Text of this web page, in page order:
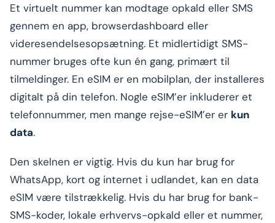
Et virtuelt nummer kan modtage opkald eller SMS
gennem en app, browserdashboard eller
videresendelsesopsætning. Et midlertidigt SMS-
nummer bruges ofte kun én gang, primært til
tilmeldinger. En eSIM er en mobilplan, der installeres
digitalt på din telefon. Nogle eSIM’er inkluderer et
telefonnummer, men mange rejse-eSIM’er er kun
data.
Den skelnen er vigtig. Hvis du kun har brug for
WhatsApp, kort og internet i udlandet, kan en data
eSIM være tilstrækkelig. Hvis du har brug for bank-
SMS-koder, lokale erhvervs-opkald eller et nummer,